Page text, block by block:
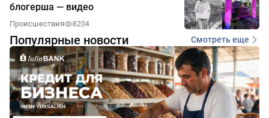
блогерша — видео
Происшествия 8204
Популярные новости Смотреть еще